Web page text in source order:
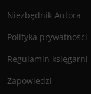
Niezbędnik Autora
Polityka prywatności
Regulamin księgarni
Zapowiedzi